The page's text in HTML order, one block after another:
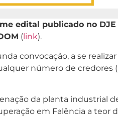
edital publicado no DJE
( link).
convocação, a se
número de credores
da planta industrial
em Falência a teor